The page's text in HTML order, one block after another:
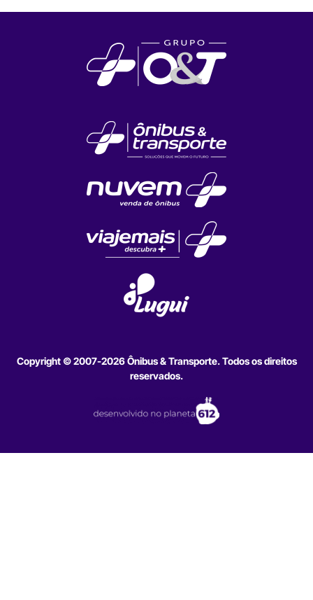
Copyright © 2007-2026 Ônibus & Transporte. Todos os direitos
reservados.